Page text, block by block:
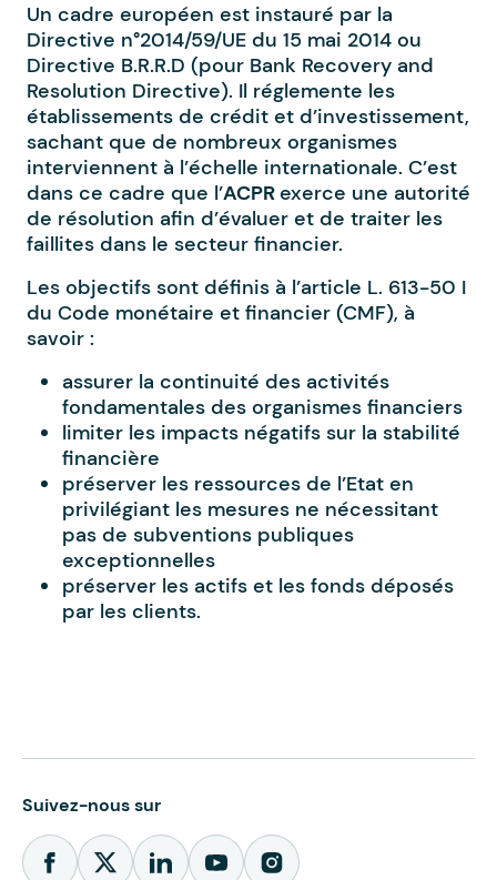
Un cadre européen est instauré par la
Directive n°2014/59/UE du 15 mai 2014 ou
Directive B.R.R.D (pour Bank Recovery and
Resolution Directive). Il réglemente les
établissements de crédit et d’investissement,
sachant que de nombreux organismes
interviennent à l’échelle internationale. C’est
dans ce cadre que l’ACPRexerce une autorité
de résolution afin d’évaluer et de traiter les
faillites dans le secteur financier.
Les objectifs sont définis à l’article L. 613-50 I
du Code monétaire et financier (CMF), à
savoir :
assurer la continuité des activités
fondamentales des organismes financiers
limiter les impacts négatifs sur la stabilité
financière
préserver les ressources de l’Etat en
privilégiant les mesures ne nécessitant
pas de subventions publiques
exceptionnelles
préserver les actifs et les fonds déposés
par les clients.
Suivez-nous sur